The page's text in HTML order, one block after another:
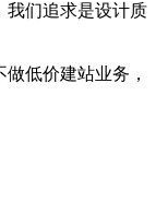
我们追求是设计质
低价建站业务，